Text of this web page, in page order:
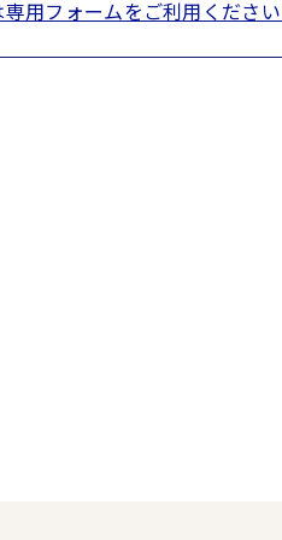
用フォームをご利用くださ